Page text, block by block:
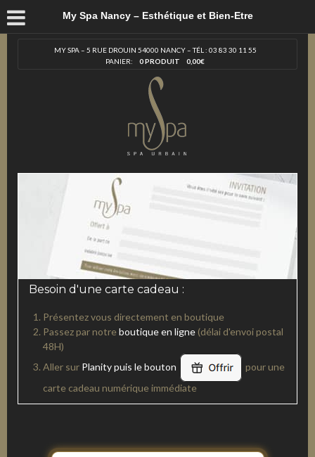
My Spa Nancy – Esthétique et Bien-Etre
MY SPA – 5 RUE DROUIN 54000 NANCY – TÉL : 03 83 30 11 55
PANIER:
0 PRODUIT 0,00€
Besoin d'une carte cadeau :
Présentez vous directement en boutique
Passez par notre boutique en ligne (délai d'envoi postal
48H)
Aller sur Planity puis le bouton
pour une
carte cadeau numérique immédiate